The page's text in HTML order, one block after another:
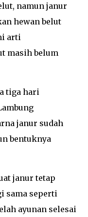
namun janur
hewan belut
arti
masih belum
tiga hari
janur sudah
bentuknya
janur tetap
sama seperti
ayunan selesai